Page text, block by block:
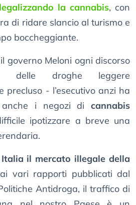
la cannabis, con
di ridare slancio al turismo e
boccheggiante.
governo Meloni ogni discorso
delle droghe leggere
precluso - l’esecutivo anzi ha
i negozi di cannabis
ipotizzare a breve una
il mercato illegale della
vari rapporti pubblicati dal
Antidroga, il traffico di